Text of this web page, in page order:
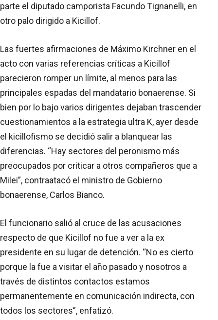
parte el diputado camporista Facundo Tignanelli, en
otro palo dirigido a Kicillof.
Las fuertes afirmaciones de Máximo Kirchner en el
acto con varias referencias críticas a Kicillof
parecieron romper un límite, al menos para las
principales espadas del mandatario bonaerense. Si
bien por lo bajo varios dirigentes dejaban trascender
cuestionamientos a la estrategia ultra K, ayer desde
el kicillofismo se decidió salir a blanquear las
diferencias. “Hay sectores del peronismo más
preocupados por criticar a otros compañeros que a
Milei”, contraatacó el ministro de Gobierno
bonaerense, Carlos Bianco.
El funcionario salió al cruce de las acusaciones
respecto de que Kicillof no fue a ver a la ex
presidente en su lugar de detención. “No es cierto
porque la fue a visitar el año pasado y nosotros a
través de distintos contactos estamos
permanentemente en comunicación indirecta, con
todos los sectores”, enfatizó.